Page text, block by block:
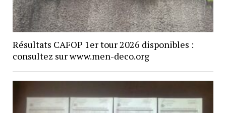
Résultats CAFOP 1er tour 2026 disponibles :
consultez sur www.men-deco.org